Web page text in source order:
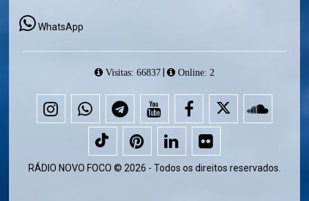
WhatsApp
Visitas: 66837| Online: 2
RÁDIO NOVO FOCO © 2026 - Todos os direitos reservados.